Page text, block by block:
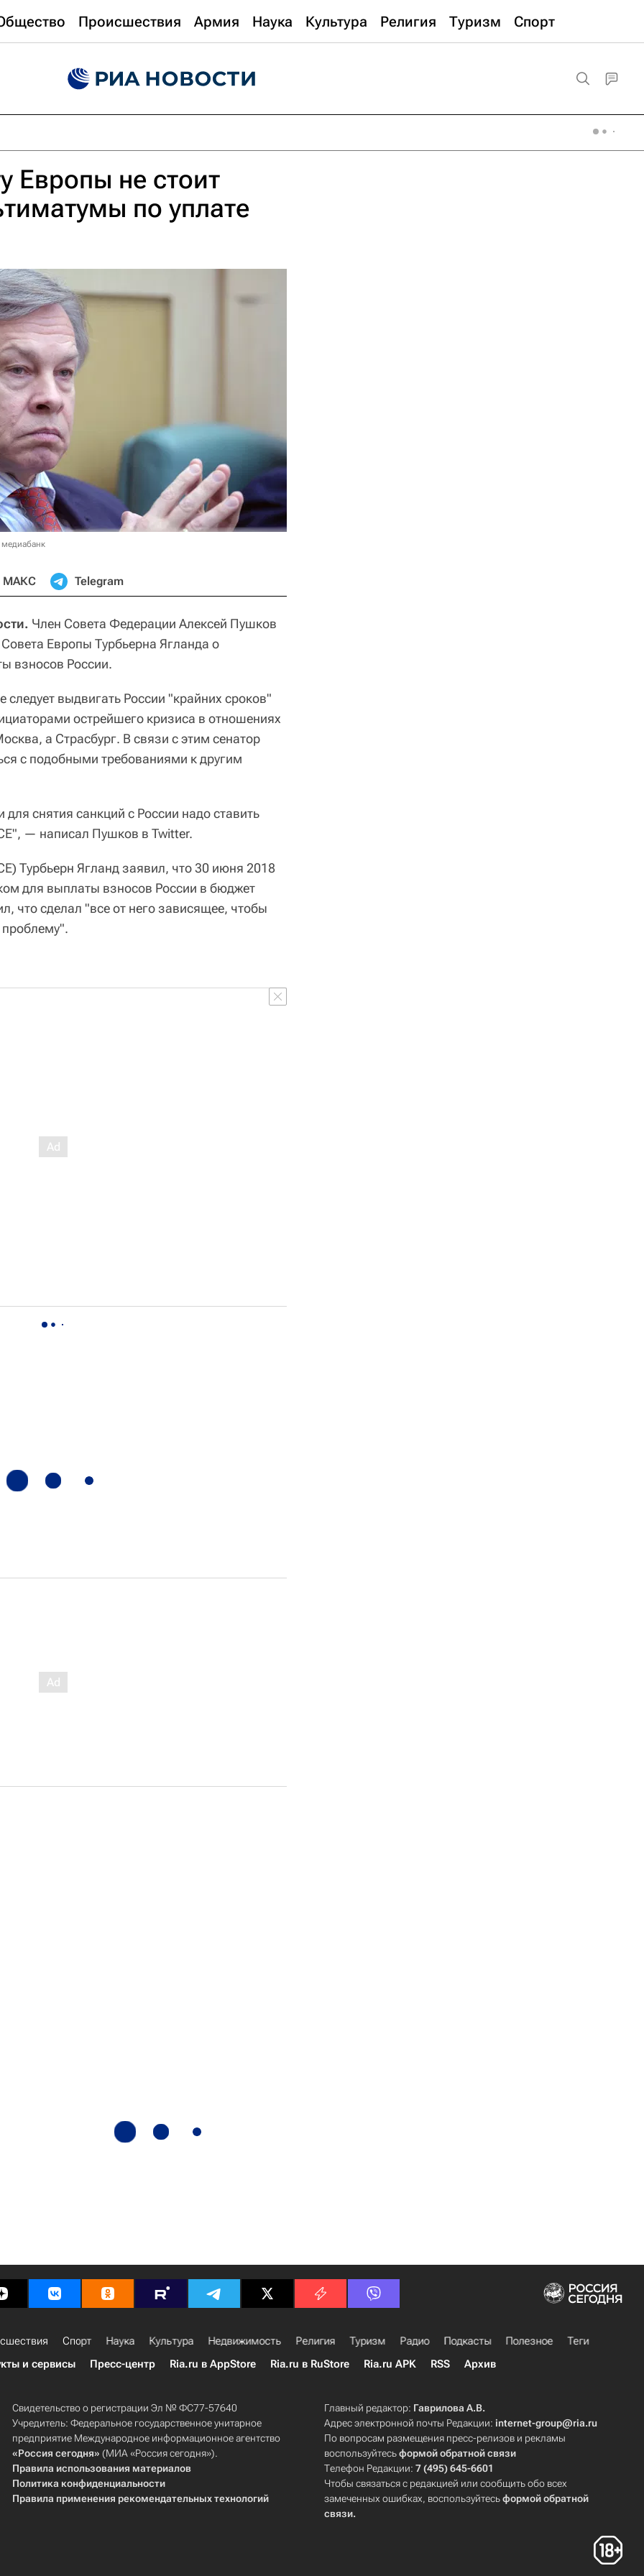
Происшествия Армия Наука Культура Религия Туризм Спорт
Европы не стоит
по уплате
медиабанк
МАКС Telegram
Член Совета Федерации Алексей Пушков
Европы Турбьерна Ягланда о
взносов России.
выдвигать России "крайних сроков"
острейшего кризиса в отношениях
а Страсбург. В связи с этим сенатор
с подобными требованиями к другим
снятия санкций с России надо ставить
— написал Пушков в Twitter.
Турбьерн Ягланд заявил, что 30 июня 2018
для выплаты взносов России в бюджет
что сделал "все от него зависящее, чтобы
проблему".
Спорт Наука Культура Недвижимость Религия Туризм Радио Подкасты Полезное
Теги
и сервисы Пресс-центр Ria.ru в AppStore Ria.ru в RuStore Ria.ru APK RSS Архив
Свидетельство о регистрации Эл № ФС77-57640
Учредитель: Федеральное государственное унитарное
предприятие Международное информационное агентство
«Россия сегодня» (МИА «Россия сегодня»).
Правила использования материалов
Политика конфиденциальности
Правила применения рекомендательных технологий
Главный редактор: Гаврилова А.В.
Адрес электронной почты Редакции:internet-group@ria.ru
По вопросам размещения пресс-релизов и рекламы
воспользуйтесьформой обратной связи
Телефон Редакции:7 (495) 645-6601
Чтобы связаться с редакцией или сообщить обо всех
замеченных ошибках, воспользуйтесьформой обратной
связи.